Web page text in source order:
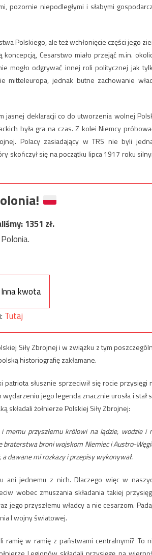
pozornie niepodległymi i słabymi
Polskiego, ale też wchłonięcie części jego
Cesarstwo miało przejąć m.in.
mogło odgrywać innej roli politycznej jak
jednak butne zachowanie
jasnej deklaracji co do utworzenia wolnej
była gra na czas. Z kolei Niemcy
Polacy zasiadający w TRS nie byli
skończył się na początku lipca 1917 roku
1351 zł.
Inna kwota
Tutaj
Siły Zbrojnej i w związku z tym
historiografię zakłamane.
słusznie sprzeciwił się rocie przysięgi
jego legenda znacznie urosła i stał
składali żołnierze Polskiej Siły Zbrojnej:
memu przyszłemu królowi na lądzie, wodzie i
braterstwa broni wojskom Niemiec i Austro-
dawane mi rozkazy i przepisy wykonywał.
ani jednemu z nich. Dlaczego więc w
wobec zmuszania składania takiej
jego przyszłemu władcy a nie cesarzom.
I wojny światowej.
w ramię z państwami centralnymi? To